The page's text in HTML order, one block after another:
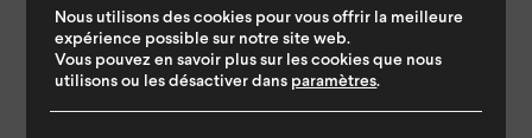
expérimentez l’Europe
Nous utilisons des cookies pour vous offrir la meilleure
expérience possible sur notre site web.
Vous pouvez en savoir plus sur les cookies que nous
utilisons ou les désactiver dans paramètres.